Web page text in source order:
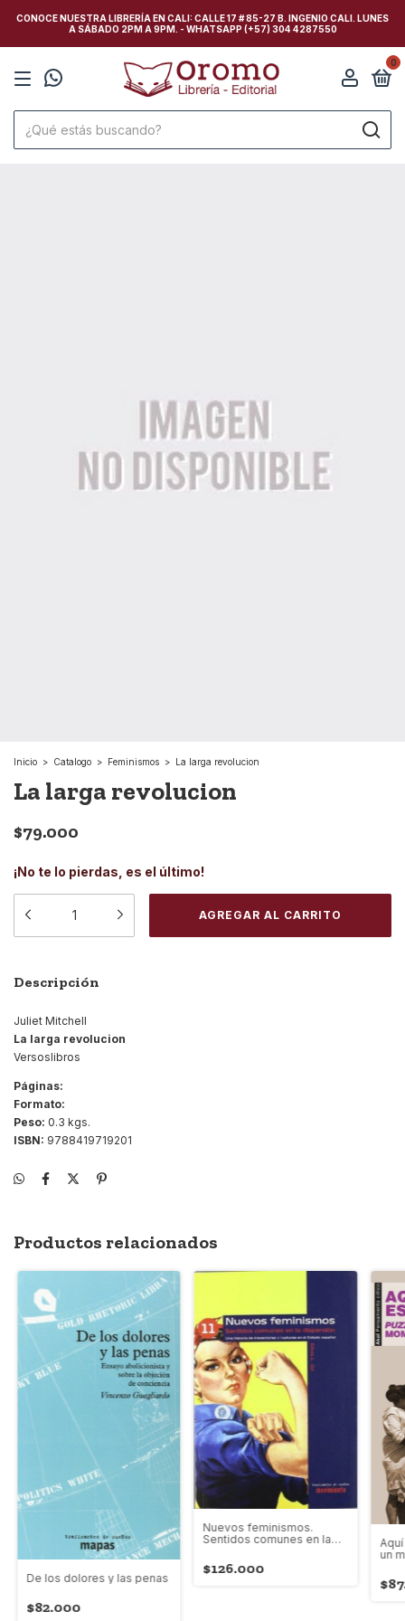
CONOCE NUESTRA LIBRERÍA EN CALI: CALLE 17 # 85-27 B. INGENIO CALI. LUNES
A SÁBADO 2PM A 9PM. - WHATSAPP (+57) 304 4287550
0
Inicio > Catalogo > Feminismos > La larga revolucion
La larga revolucion
$79.000
¡No te lo pierdas, es el último!
Descripción
Juliet Mitchell
La larga revolucion
Versoslibros
Páginas:
Formato:
Peso: 0.3 kgs.
ISBN: 9788419719201
Productos relacionados
De los dolores y las penas
$82.000
Nuevos feminismos.
Sentidos comunes en la
$126.000
un